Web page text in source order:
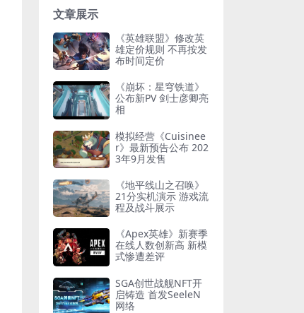
文章展示
《英雄联盟》修改英
雄定价规则 不再按发
布时间定价
《崩坏：星穹铁道》
公布新PV 剑士彦卿亮
相
模拟经营《Cuisinee
r》最新预告公布 202
3年9月发售
《地平线山之召唤》
21分实机演示 游戏流
程及战斗展示
《Apex英雄》新赛季
在线人数创新高 新模
式惨遭差评
SGA创世战舰NFT开
启铸造 首发SeeleN
网络